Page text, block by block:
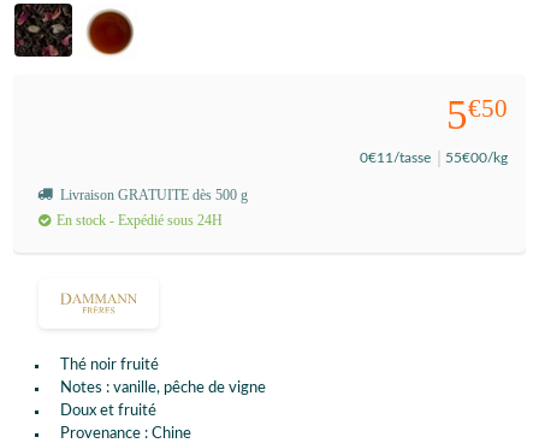
Thé noir fruité
Notes : vanille, pêche de vigne
Doux et fruité
Provenance : Chine
5€50
0€11 /tasse 55€00/kg
Livraison GRATUITE dès 500 g
En stock - Expédié sous 24H